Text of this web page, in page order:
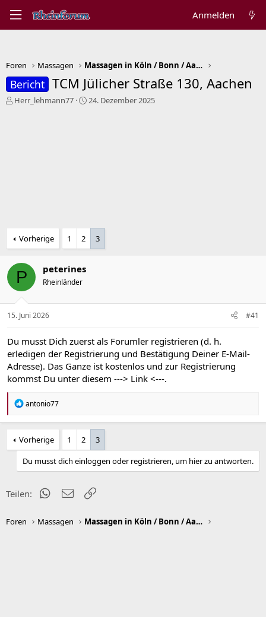
Anmelden
Foren Massagen Massagen in Köln / Bonn / Aachen
Bericht TCM Jülicher Straße 130, Aachen
E
Herr_lehmann77
E
24. Dezember 2025
Vorherige 1 2 3
P peterines
Rheinländer
15. Juni 2026 #41
Du musst Dich zuerst als Forumler registrieren (d. h.
erledigen der Registrierung und Bestätigung Deiner E-Mail-
Adresse). Das Ganze ist kostenlos und zur Registrierung
kommst Du unter diesem ---> Link <---.
R
a
t
i
o
n
:
antonio77
Vorherige 1 2
3
Du musst dich einloggen oder registrieren, um hier zu antworten.
Teilen: WhatsApp
E-Mail
Foren Massagen Massagen in Köln / Bonn / Aachen